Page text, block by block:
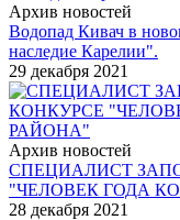
Архив новостей
Водопад Кивач в
наследие Карелии".
29 декабря 2021
Архив новостей
СПЕЦИАЛИСТ
"ЧЕЛОВЕК ГОДА
28 декабря 2021